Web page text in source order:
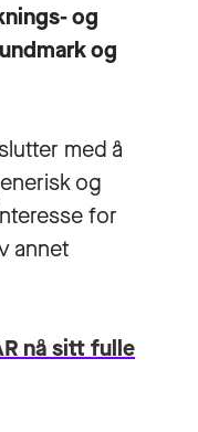
og
og
med å
og
for
annet
nå sitt fulle